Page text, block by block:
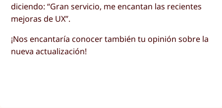
diciendo: “Gran servicio, me encantan las recientes
mejoras de UX”.
¡Nos encantaría conocer también tu opinión sobre la
nueva actualización!